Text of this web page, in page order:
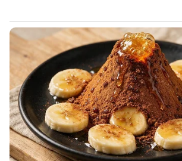
തലമുടിയുടെ പല
നല്ലൊരു മരുന്നാണ് ഉലുവ.
അമിനോ ആസിഡുകളാണ്
സഹായിക്കുന്നത്. താരന്‍
സഹായിക്കും. ഇതിനായി ആദ്യം
ഒരു രാത്രി മുഴുവൻ വെള്ളത്തിൽ